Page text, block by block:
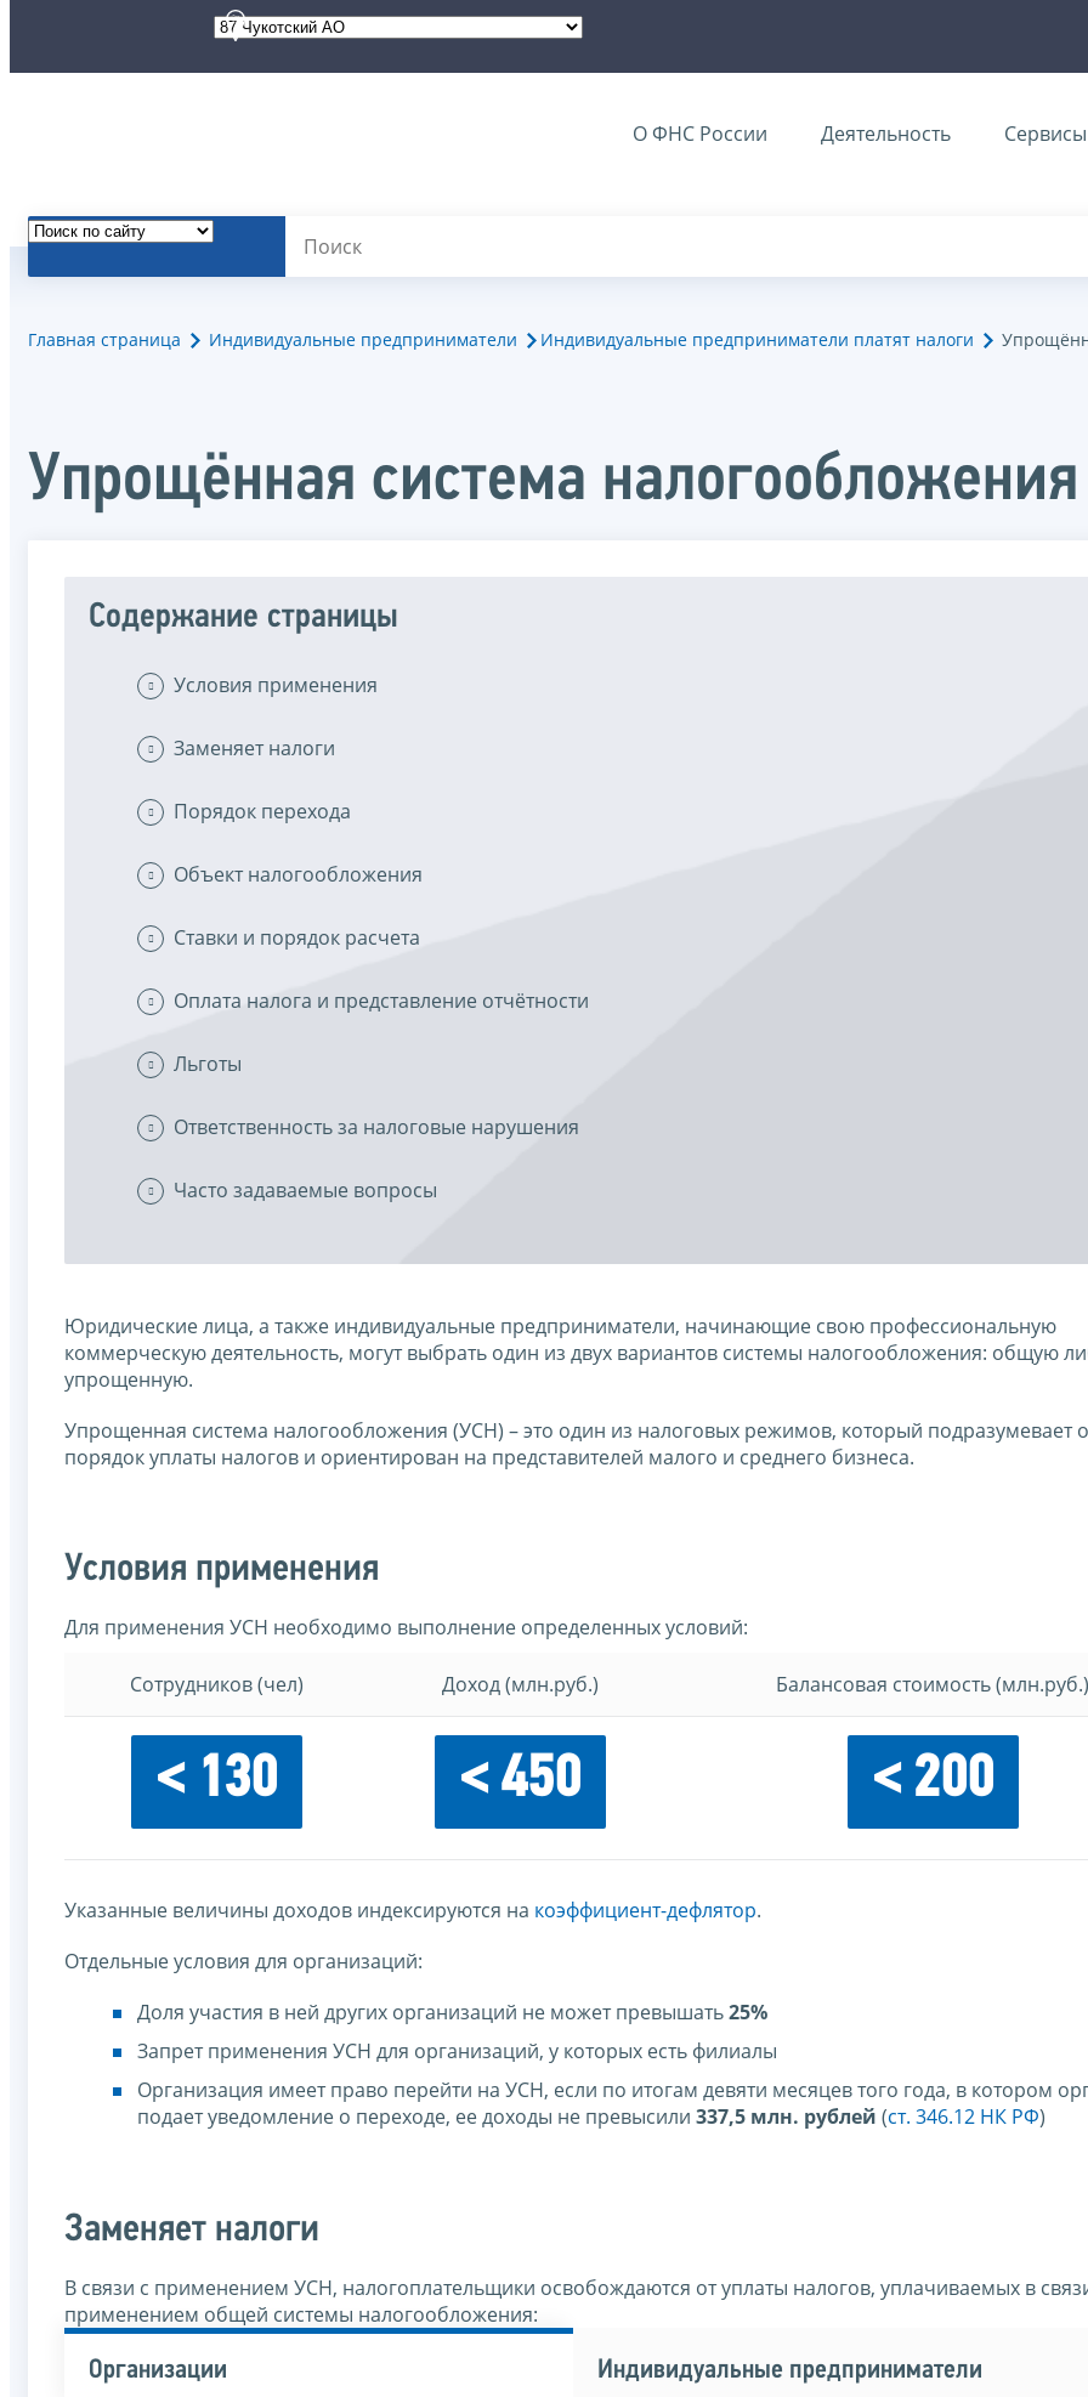
О ФНС России Деятельность Сервисы
Главная страница Индивидуальные предприниматели Индивидуальные предприниматели платят налоги
Упрощённая система налогообложения
Содержание страницы
Условия применения
Заменяет налоги
Порядок перехода
Объект налогообложения
Ставки и порядок расчета
Оплата налога и представление отчётности
Льготы
Ответственность за налоговые нарушения
Часто задаваемые вопросы
Юридические лица, а также индивидуальные предприниматели, начинающие свою профессиональную
коммерческую деятельность, могут выбрать один из двух вариантов системы налогообложения: общую
упрощенную.
Упрощенная система налогообложения (УСН) – это один из налоговых режимов, который подразумевает
порядок уплаты налогов и ориентирован на представителей малого и среднего бизнеса.
Условия применения
Для применения УСН необходимо выполнение определенных условий:
Сотрудников (чел) Доход (млн.руб.) Балансовая стоимость (млн.руб.)
< 130 < 450 < 200
Указанные величины доходов индексируются на коэффициент-дефлятор.
Отдельные условия для организаций:
Доля участия в ней других организаций не может превышать25%
Запрет применения УСН для организаций, у которых есть филиалы
Организация имеет право перейти на УСН, если по итогам девяти месяцев того года, в котором
подает уведомление о переходе, ее доходы не превысили 337,5 млн. рублей (ст. 346.12 НК РФ)
Заменяет налоги
В связи с применением УСН, налогоплательщики освобождаются от уплаты налогов, уплачиваемых в
применением общей системы налогообложения:
Организации Индивидуальные предприниматели